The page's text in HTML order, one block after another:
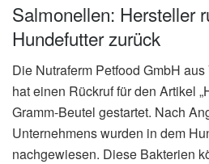
Salmonellen: Hersteller
Hundefutter zurück
Die Nutraferm Petfood GmbH
hat einen Rückruf für den Artikel
Gramm-Beutel gestartet. Nach
Unternehmens wurden in dem
nachgewiesen. Diese Bakterien